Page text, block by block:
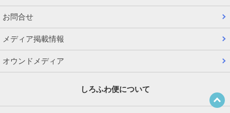
お問合せ
メディア掲載情報
オウンドメディア
しろふわ便について